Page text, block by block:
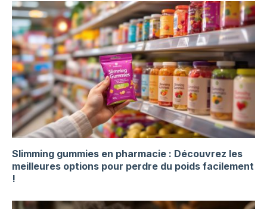
Slimming gummies en pharmacie : Découvrez les
meilleures options pour perdre du poids facilement
!